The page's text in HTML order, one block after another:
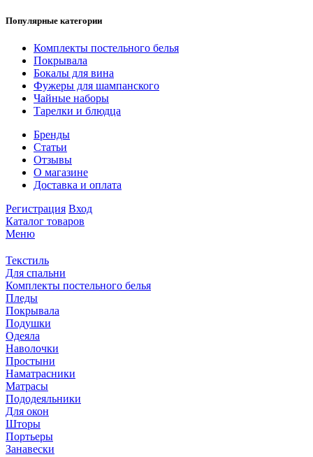
Популярные категории
Комплекты постельного белья
Покрывала
Бокалы для вина
Фужеры для шампанского
Чайные наборы
Тарелки и блюдца
Бренды
Статьи
Отзывы
О магазине
Доставка и оплата
Регистрация Вход
Каталог товаров
Меню
Текстиль
Для спальни
Комплекты постельного белья
Пледы
Покрывала
Подушки
Одеяла
Наволочки
Простыни
Наматрасники
Матрасы
Пододеяльники
Для окон
Шторы
Портьеры
Занавески